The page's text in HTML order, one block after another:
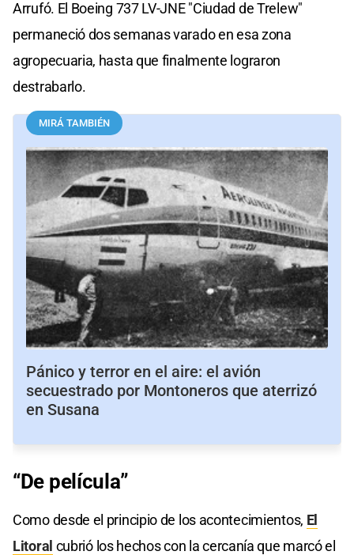
Arrufó. El Boeing 737 LV-JNE "Ciudad de Trelew"
permaneció dos semanas varado en esa zona
agropecuaria, hasta que finalmente lograron
destrabarlo.
MIRÁ TAMBIÉN
Pánico y terror en el aire: el avión
secuestrado por Montoneros que aterrizó
en Susana
“De película”
Como desde el principio de los acontecimientos, El
Litoral cubrió los hechos con la cercanía que marcó el